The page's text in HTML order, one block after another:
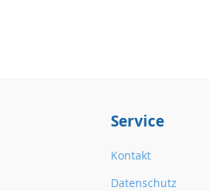
Service
Kontakt
Datenschutz